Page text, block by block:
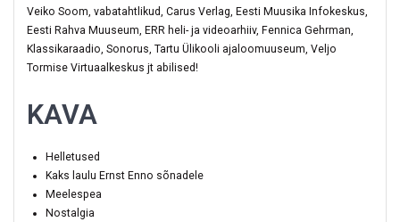
Veiko Soom, vabatahtlikud, Carus Verlag, Eesti Muusika Infokeskus,
Eesti Rahva Muuseum, ERR heli- ja videoarhiiv, Fennica Gehrman,
Klassikaraadio, Sonorus, Tartu Ülikooli ajaloomuuseum, Veljo
Tormise Virtuaalkeskus jt abilised!
KAVA
Helletused
Kaks laulu Ernst Enno sõnadele
Meelespea
Nostalgia